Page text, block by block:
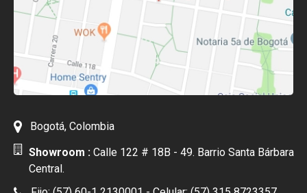
Bogotá, Colombia
Showroom : Calle 122 # 18B - 49. Barrio Santa Bárbara
Central.